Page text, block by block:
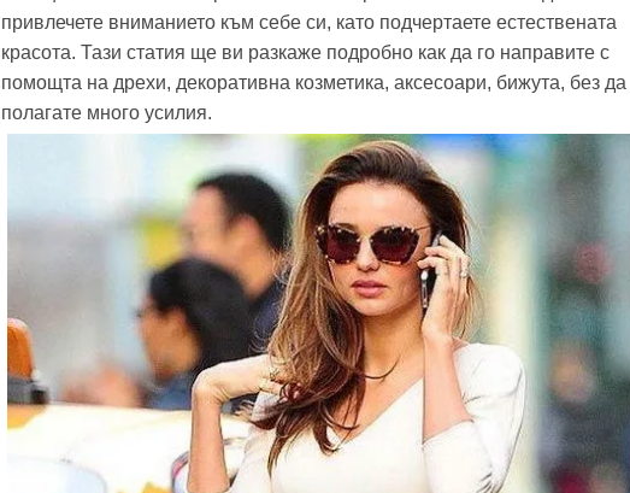
привлечете вниманието към себе си, като подчертаете естествената
красота. Тази статия ще ви разкаже подробно как да го направите с
помощта на дрехи, декоративна козметика, аксесоари, бижута, без да
полагате много усилия.